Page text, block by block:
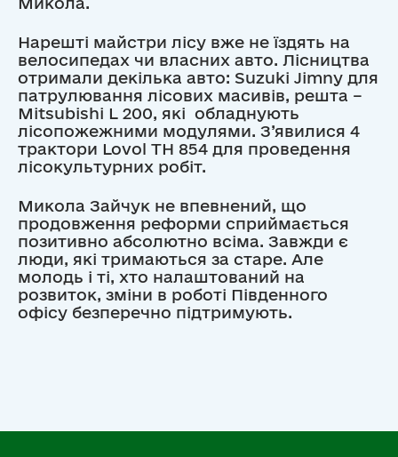
Нарешті майстри лісу вже не їздять на
велосипедах чи власних авто. Лісництва
отримали декілька авто: Suzuki Jimny для
патрулювання лісових масивів, решта –
Mitsubishi L 200, які обладнують
лісопожежними модулями. З’явилися 4
трактори Lovol TH 854 для проведення
лісокультурних робіт.
Микола Зайчук не впевнений, що
продовження реформи сприймається
позитивно абсолютно всіма. Завжди є
люди, які тримаються за старе. Але
молодь і ті, хто налаштований на
розвиток, зміни в роботі Південного
офісу безперечно підтримують.